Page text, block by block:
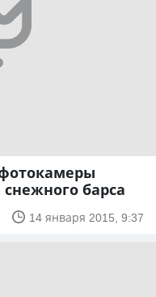
барса
14 января 2015, 9:37